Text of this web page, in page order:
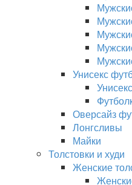
Унисекс
Оверсайз
Лонгсливы
Майки
Толстовки и худи
Женские